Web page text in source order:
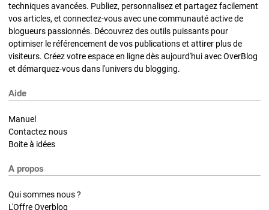
techniques avancées. Publiez, personnalisez et partagez facilement
vos articles, et connectez-vous avec une communauté active de
blogueurs passionnés. Découvrez des outils puissants pour
optimiser le référencement de vos publications et attirer plus de
visiteurs. Créez votre espace en ligne dès aujourd'hui avec OverBlog
et démarquez-vous dans l'univers du blogging.
Aide
Manuel
Contactez nous
Boite à idées
A propos
Qui sommes nous ?
L'Offre Overblog